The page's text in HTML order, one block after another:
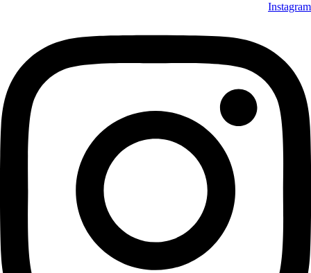
Instagram